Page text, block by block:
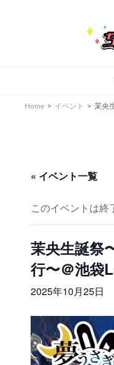
Home > イベント > 茉央
« イベント一覧
このイベントは終
茉央生誕祭
行〜＠池袋
2025年10月25日